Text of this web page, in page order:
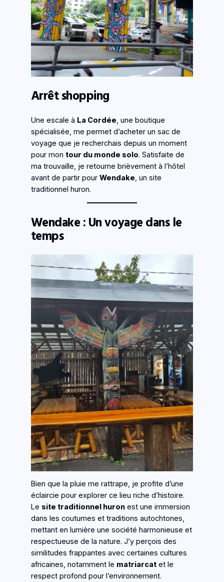
Arrêt shopping
Une escale à La Cordée , une boutique
spécialisée, me permet d’acheter un sac de
voyage que je recherchais depuis un moment
pour mon tour du monde solo. Satisfaite de
ma trouvaille, je retourne brièvement à l’hôtel
avant de partir pour Wendake , un site
traditionnel huron.
Wendake : Un voyage dans le
temps
Bien que la pluie me rattrape, je profite d’une
éclaircie pour explorer ce lieu riche d’histoire.
Le site traditionnel huronest une immersion
dans les coutumes et traditions autochtones,
mettant en lumière une société harmonieuse et
respectueuse de la nature. J’y perçois des
similitudes frappantes avec certaines cultures
africaines, notamment le matriarcatet le
respect profond pour l’environnement.